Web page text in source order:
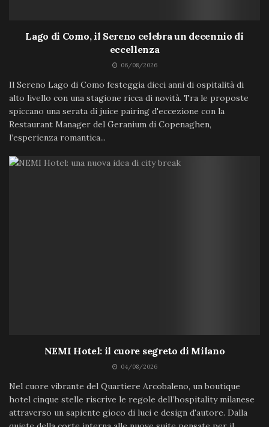
Lago di Como, il Sereno celebra un decennio di
eccellenza
06/08/2026
Il Sereno Lago di Como festeggia dieci anni di ospitalità di
alto livello con una stagione ricca di novità. Tra le proposte
spiccano una serata di juice pairing d'eccezione con la
Restaurant Manager del Geranium di Copenaghen,
l’esperienza romantica...
NEMI Hotel: il cuore segreto di Milano
04/08/2026
Nel cuore vibrante del Quartiere Arcobaleno, un boutique
hotel cinque stelle riscrive le regole dell’hospitality milanese
attraverso un sapiente gioco di luci e design d'autore. Dalla